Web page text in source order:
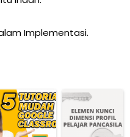
Implementasi.